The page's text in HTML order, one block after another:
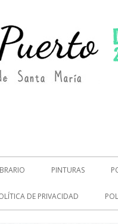
PINTURAS
DE PRIVACIDAD